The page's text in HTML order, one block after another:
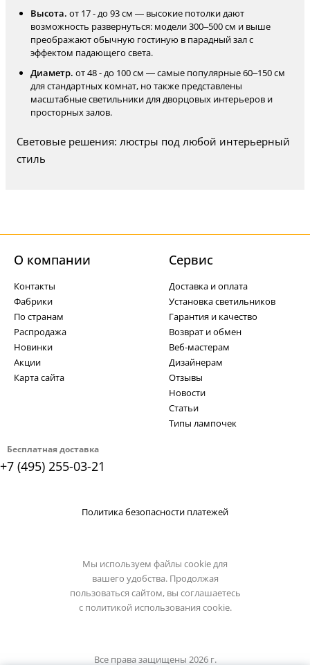
Высота. от 17 - до 93 см — высокие потолки дают
возможность развернуться: модели 300–500 см и выше
преображают обычную гостиную в парадный зал с
эффектом падающего света.
Диаметр. от 48 - до 100 см — самые популярные 60–150 см
для стандартных комнат, но также представлены
масштабные светильники для дворцовых интерьеров и
просторных залов.
Световые решения: люстры под любой интерьерный
стиль
Бесплатная доставка
+7 (495) 255-03-21
О компании
Контакты
Фабрики
По странам
Распродажа
Новинки
Акции
Карта сайта
Cервис
Доставка и оплата
Установка светильников
Гарантия и качество
Возврат и обмен
Веб-мастерам
Дизайнерам
Отзывы
Новости
Статьи
Типы лампочек
Политика безопасности платежей
Мы используем файлы cookie для
вашего удобства. Продолжая
пользоваться сайтом, вы соглашаетесь
с политикой использования cookie.
Все права защищены 2026 г.